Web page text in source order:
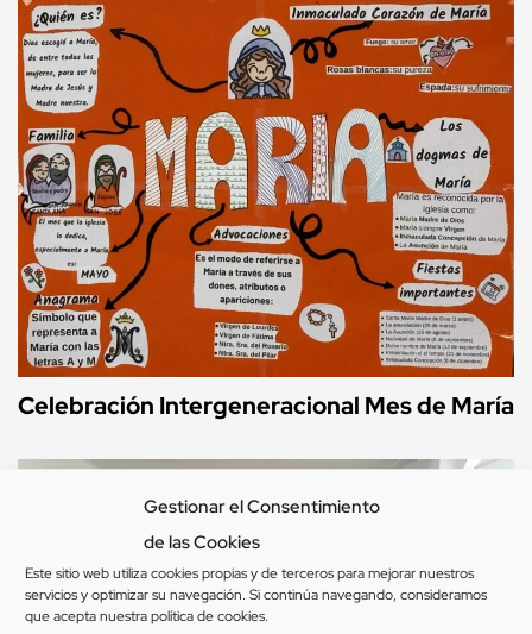
Gestionar el Consentimiento
de las Cookies
Este sitio web utiliza cookies propias y de terceros para mejorar nuestros
servicios y optimizar su navegación. Si continúa navegando, consideramos
que acepta nuestrapolítica de cookies.
Celebración Intergeneracional Mes de María